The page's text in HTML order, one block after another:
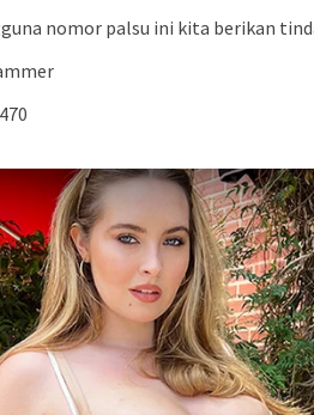
nomor palsu ini kita berikan
470